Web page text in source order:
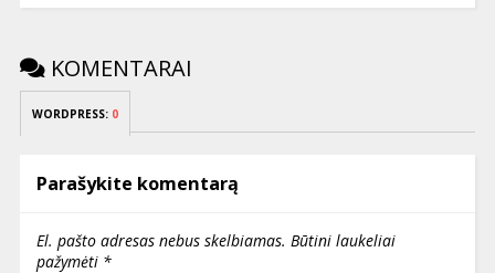
KOMENTARAI
WORDPRESS: 0
Parašykite komentarą
El. pašto adresas nebus skelbiamas. Būtini laukeliai
pažymėti *